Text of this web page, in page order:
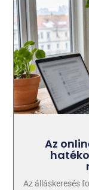
Az
Az álláskeresés